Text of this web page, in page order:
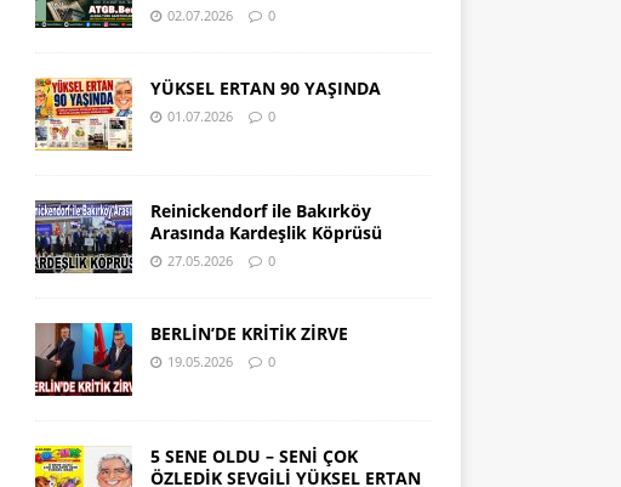
02.07.2026 0
YÜKSEL ERTAN 90 YAŞINDA
01.07.2026 0
Reinickendorf ile Bakırköy
Arasında Kardeşlik Köprüsü
27.05.2026 0
BERLİN’DE KRİTİK ZİRVE
19.05.2026 0
5 SENE OLDU – SENİ ÇOK
ÖZLEDİK SEVGİLİ YÜKSEL ERTAN